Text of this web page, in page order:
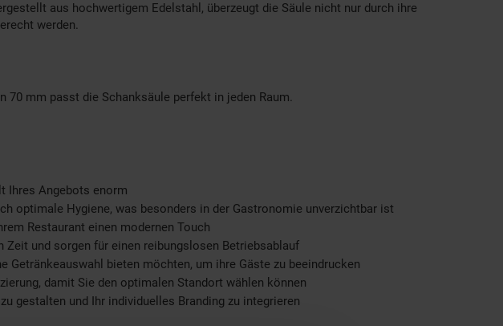
aus hochwertigem Edelstahl, überzeugt die Säule nicht nur durch ihre
werden.
70 mm passt die Schanksäule perfekt in jeden Raum.
Ihres Angebots enorm
optimale Hygiene, was besonders in der Gastronomie unverzichtbar ist
Restaurant einen modernen Touch
Zeit und sorgen für einen reibungslosen Betriebsablauf
Getränkeauswahl bieten möchten, um ihre Gäste zu beeindrucken
damit Sie den optimalen Standort wählen können
gestalten und Ihr individuelles Branding zu integrieren